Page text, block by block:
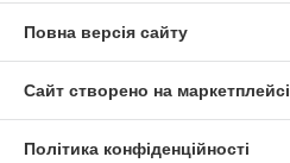
Повна версія сайту
Сайт створено на маркетплейсі
Політика конфіденційності